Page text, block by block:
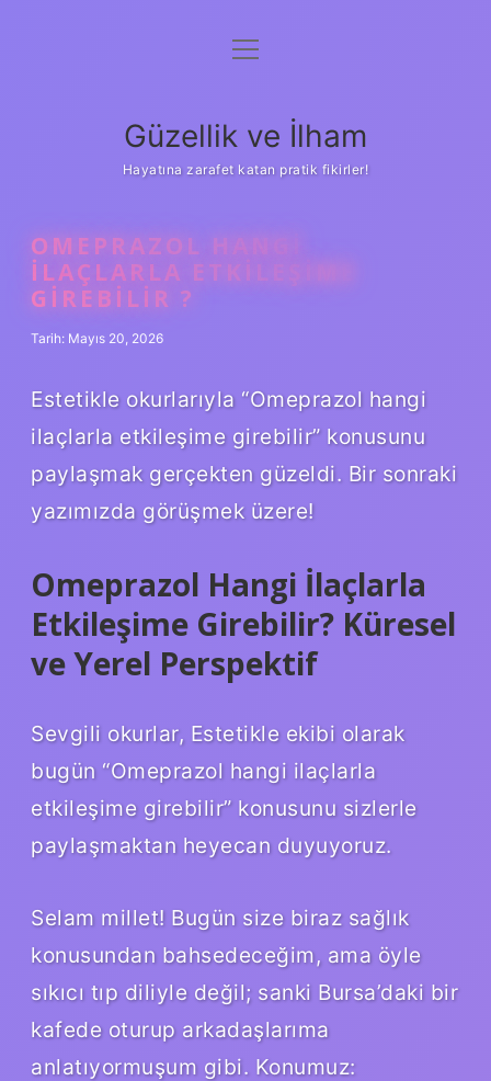
Anasayfa
Yasal Uyarı
menüyü
Güzellik ve İlham
Hayatına zarafet katan pratik fikirler!
OMEPRAZOL HANGI
ILAÇLARLA ETKILEŞIME
GIREBILIR ?
Tarih: Mayıs 20, 2026
Estetikle okurlarıyla “Omeprazol hangi
ilaçlarla etkileşime girebilir” konusunu
paylaşmak gerçekten güzeldi. Bir sonraki
yazımızda görüşmek üzere!
Omeprazol Hangi İlaçlarla
Etkileşime Girebilir? Küresel
ve Yerel Perspektif
Sevgili okurlar, Estetikle ekibi olarak
bugün “Omeprazol hangi ilaçlarla
etkileşime girebilir” konusunu sizlerle
paylaşmaktan heyecan duyuyoruz.
Selam millet! Bugün size biraz sağlık
konusundan bahsedeceğim, ama öyle
sıkıcı tıp diliyle değil; sanki Bursa’daki bir
kafede oturup arkadaşlarıma
anlatıyormuşum gibi. Konumuz: